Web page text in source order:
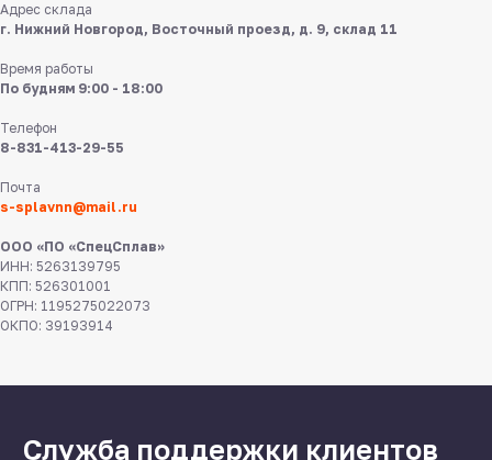
Адрес склада
г. Нижний Новгород, Восточный проезд, д. 9, склад 11
Время работы
По будням 9:00 - 18:00
Телефон
8-831-413-29-55
Почта
s-splavnn@mail.ru
ООО «ПО «СпецСплав»
ИНН: 5263139795
КПП: 526301001
ОГРН: 1195275022073
ОКПО: 39193914
ул Федосеенко, 57
s-splavnn@mail.ru